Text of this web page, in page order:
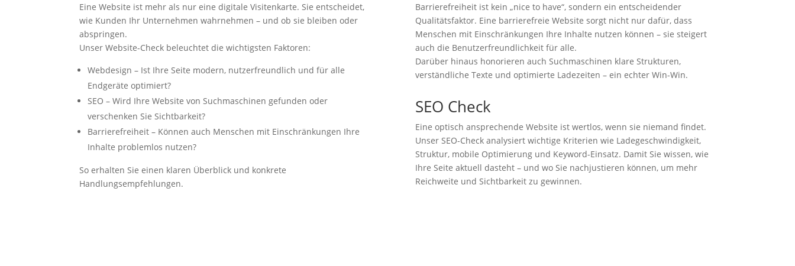
Eine Website ist mehr als nur eine digitale Visitenkarte. Sie entscheidet,
wie Kunden Ihr Unternehmen wahrnehmen – und ob sie bleiben oder
abspringen.
Unser Website-Check beleuchtet die wichtigsten Faktoren:
Webdesign – Ist Ihre Seite modern, nutzerfreundlich und für alle
Endgeräte optimiert?
SEO – Wird Ihre Website von Suchmaschinen gefunden oder
verschenken Sie Sichtbarkeit?
Barrierefreiheit – Können auch Menschen mit Einschränkungen Ihre
Inhalte problemlos nutzen?
So erhalten Sie einen klaren Überblick und konkrete
Handlungsempfehlungen.
Barrierefreiheit ist kein „nice to have“, sondern ein entscheidender
Qualitätsfaktor. Eine barrierefreie Website sorgt nicht nur dafür, dass
Menschen mit Einschränkungen Ihre Inhalte nutzen können – sie steigert
auch die Benutzerfreundlichkeit für alle.
Darüber hinaus honorieren auch Suchmaschinen klare Strukturen,
verständliche Texte und optimierte Ladezeiten – ein echter Win-Win.
SEO Check
Eine optisch ansprechende Website ist wertlos, wenn sie niemand findet.
Unser SEO-Check analysiert wichtige Kriterien wie Ladegeschwindigkeit,
Struktur, mobile Optimierung und Keyword-Einsatz. Damit Sie wissen, wie
Ihre Seite aktuell dasteht – und wo Sie nachjustieren können, um mehr
Reichweite und Sichtbarkeit zu gewinnen.